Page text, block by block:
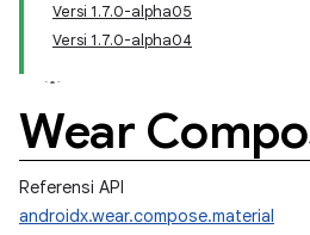
Versi 1.7.0-alpha05
Versi 1.7.0-alpha04
Wear
Referensi API
androidx.wear.compose.material